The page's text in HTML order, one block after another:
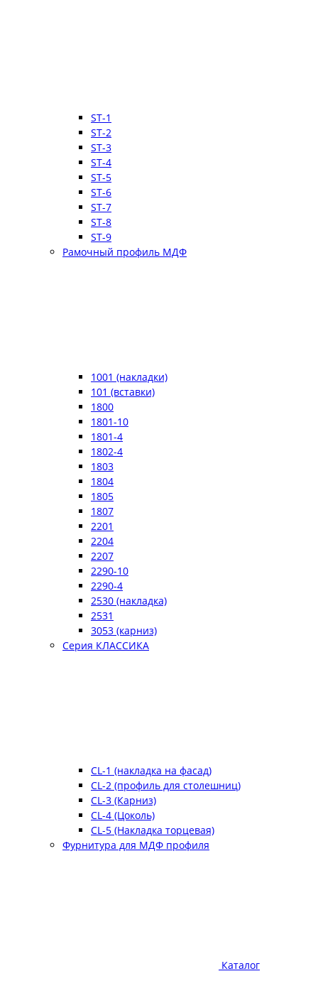
ST-1
ST-2
ST-3
ST-4
ST-5
ST-6
ST-7
ST-8
ST-9
Рамочный профиль МДФ
1001 (накладки)
101 (вставки)
1800
1801-10
1801-4
1802-4
1803
1804
1805
1807
2201
2204
2207
2290-10
2290-4
2530 (накладка)
2531
3053 (карниз)
Серия КЛАССИКА
CL-1 (накладка на фасад)
CL-2 (профиль для столешниц)
CL-3 (Карниз)
CL-4 (Цоколь)
CL-5 (Накладка торцевая)
Фурнитура для МДФ профиля
Каталог